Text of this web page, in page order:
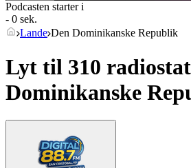
Podcasten starter i
- 0 sek.
Lande Den Dominikanske Republik
Lyt til 310
Dominikanske